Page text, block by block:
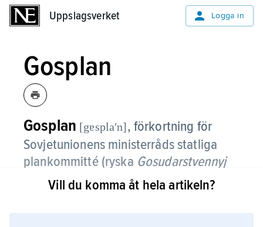
Uppslagsverket Logga in
Gosplan
Gosplan [gɐsplaʹn], förkortning för
Sovjetunionens ministerråds statliga
plankommitté (ryska Gosudarstvennyj
planovyj komitet soveta ministrov
Vill du komma åt hela artikeln?